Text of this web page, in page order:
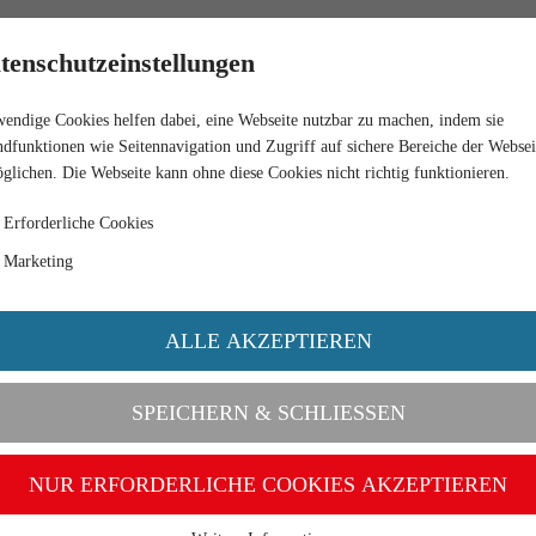
Cookies helfen dabei, eine Webseite nutzbar zu machen, indem sie
wie Seitennavigation und Zugriff auf sichere Bereiche der
Die Webseite kann ohne diese Cookies nicht richtig funktionieren.
Erforderliche Cookies
Marketing
ALLE AKZEPTIEREN
SPEICHERN & SCHLIESSEN
NUR ERFORDERLICHE COOKIES AKZEPTIEREN